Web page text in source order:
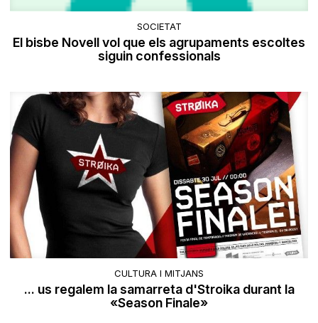
SOCIETAT
El bisbe Novell vol que els agrupaments escoltes
siguin confessionals
CULTURA I MITJANS
... us regalem la samarreta d'Stroika durant la
«Season Finale»